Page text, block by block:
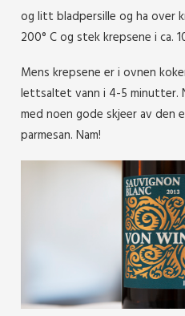
og litt bladpersille og ha over
200° C og stek krepsene i ca.
Mens krepsene er i ovnen
lettsaltet vann i 4-5 minutter.
med noen gode skjeer av
parmesan. Nam!